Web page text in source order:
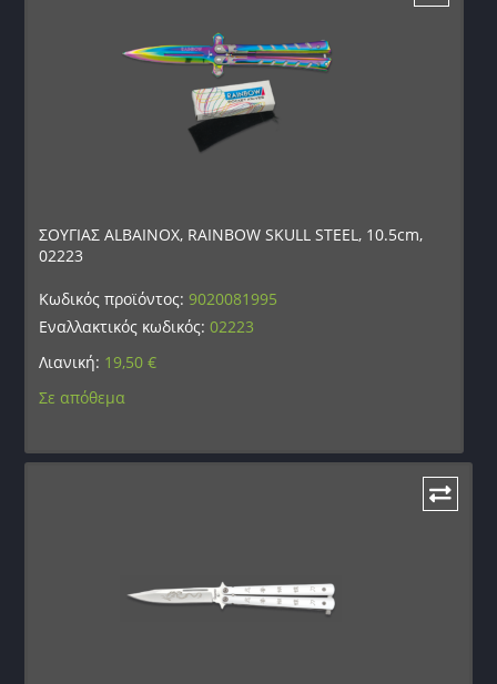
ΣΟΥΓΙΑΣ ALBAINOX, RAINBOW SKULL STEEL, 10.5cm,
02223
Κωδικός προϊόντος:9020081995
Εναλλακτικός κωδικός:02223
Λιανική: 19,50€
Σε απόθεμα